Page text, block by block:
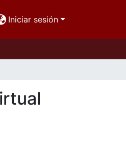
Iniciar sesión